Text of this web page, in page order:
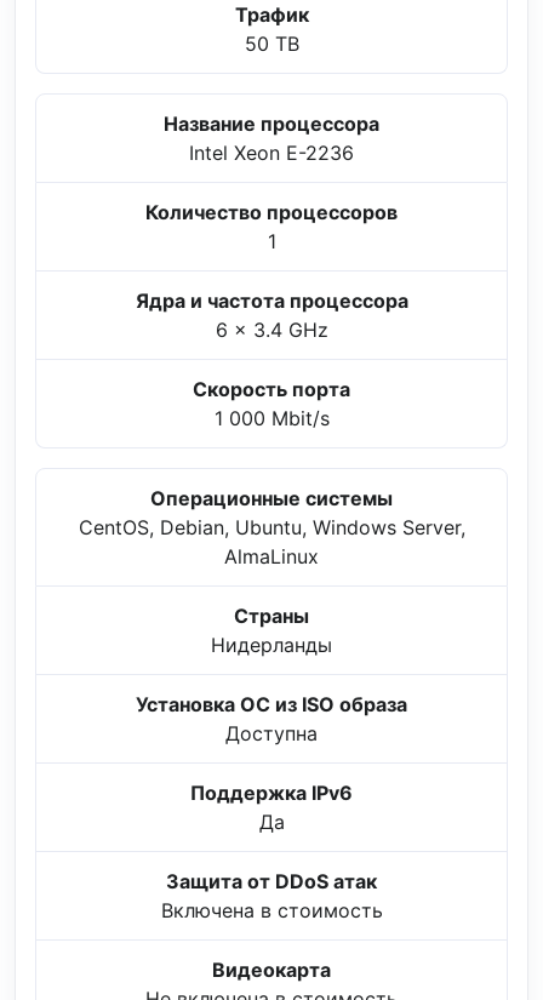
Трафик
50 TB
Название процессора
Intel Xeon E-2236
Количество процессоров
1
Ядра и частота процессора
6 x 3.4 GHz
Скорость порта
1 000 Mbit/s
Операционные системы
CentOS, Debian, Ubuntu, Windows Server,
AlmaLinux
Страны
Нидерланды
Установка ОС из ISO образа
Доступна
Поддержка IPv6
Да
Защита от DDoS атак
Включена в стоимость
Видеокарта